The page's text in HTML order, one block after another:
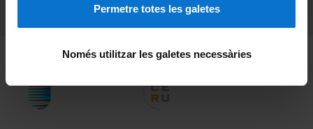
Permetre totes les galetes
Només utilitzar les galetes necessàries
Founder of the Member of the